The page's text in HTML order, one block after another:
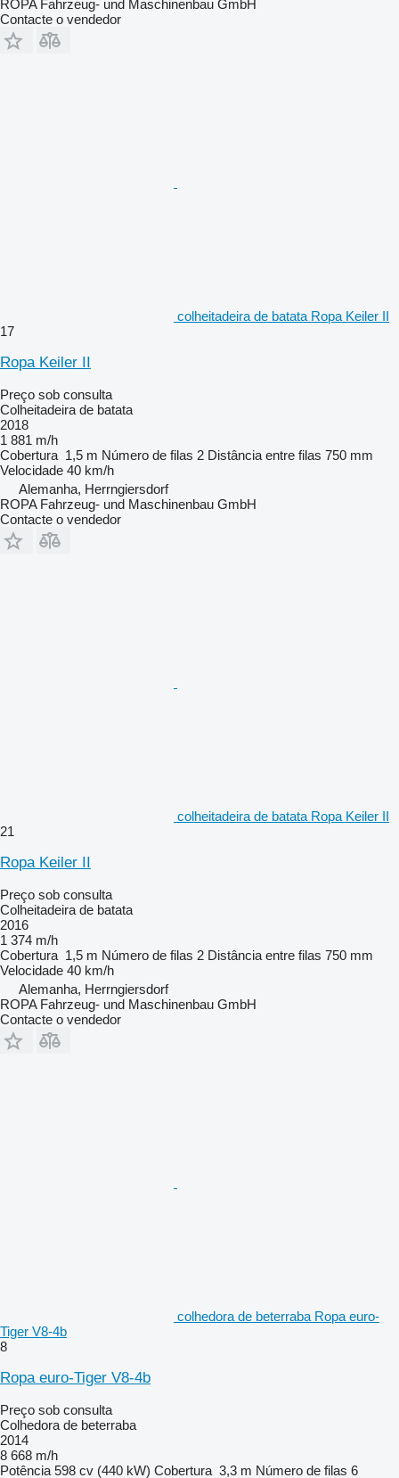
ROPA Fahrzeug- und Maschinenbau GmbH
Contacte o vendedor
colheitadeira de batata Ropa Keiler II
17
Ropa Keiler II
Preço sob consulta
Colheitadeira de batata
2018
1 881 m/h
Cobertura 1,5 m Número de filas 2 Distância entre filas 750 mm
Velocidade 40 km/h
Alemanha, Herrngiersdorf
ROPA Fahrzeug- und Maschinenbau GmbH
Contacte o vendedor
colheitadeira de batata Ropa Keiler II
21
Ropa Keiler II
Preço sob consulta
Colheitadeira de batata
2016
1 374 m/h
Cobertura 1,5 m Número de filas 2 Distância entre filas 750 mm
Velocidade 40 km/h
Alemanha, Herrngiersdorf
ROPA Fahrzeug- und Maschinenbau GmbH
Contacte o vendedor
colhedora de beterraba Ropa euro-
Tiger V8-4b
8
Ropa euro-Tiger V8-4b
Preço sob consulta
Colhedora de beterraba
2014
8 668 m/h
Potência 598 cv (440 kW) Cobertura 3,3 m Número de filas 6